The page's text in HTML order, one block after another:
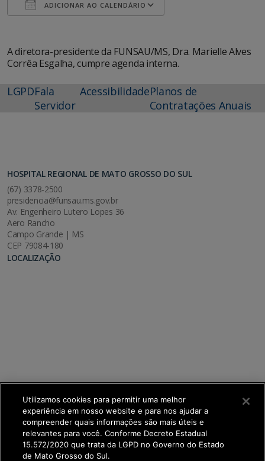
ADICIONAR AO CALENDÁRIO
A diretora-presidente da FUNSAU/MS, Dra. Marielle Alves
Corrêa Esgalha, cumpre agenda interna.
LGPDFala
Servidor
AcessibilidadePlanos de
Contratações Anuais
HOSPITAL REGIONAL DE MATO GROSSO DO SUL
(67) 3378-2500
presidencia@funsau.ms.gov.br
Av. Engenheiro Lutero Lopes 36
Aero Rancho
Campo Grande | MS
CEP 79084-180
LOCALIZAÇÃO
Utilizamos cookies para permitir uma melhor
experiência em nosso website e para nos ajudar a
compreender quais informações são mais úteis e
relevantes para você. Conforme Decreto Estadual
15.572/2020 que trata da LGPD no Governo do Estado
de Mato Grosso do Sul.